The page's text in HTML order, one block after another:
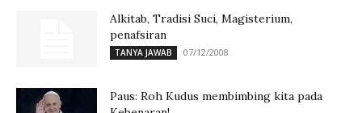
Alkitab, Tradisi Suci, Magisterium,
penafsiran
TANYA JAWAB 07/12/2008
Paus: Roh Kudus membimbing kita pada